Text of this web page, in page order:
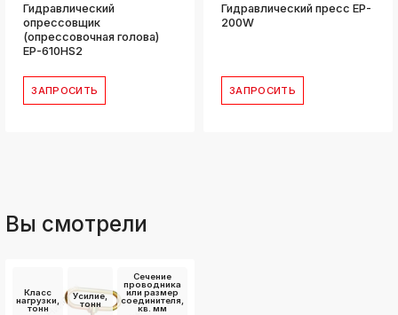
Гидравлический
опрессовщик
(опрессовочная голова)
EP-610HS2
ЗАПРОСИТЬ
Гидравлический пресс EP-
200W
ЗАПРОСИТЬ
Вы смотрели
Класс
нагрузки,
тонн
Усилие,
тонн
Сечение
проводника
или размер
соединителя,
кв. мм